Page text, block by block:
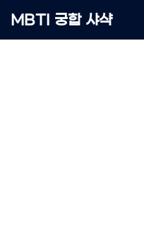
to
MBTI 궁합 샤샥